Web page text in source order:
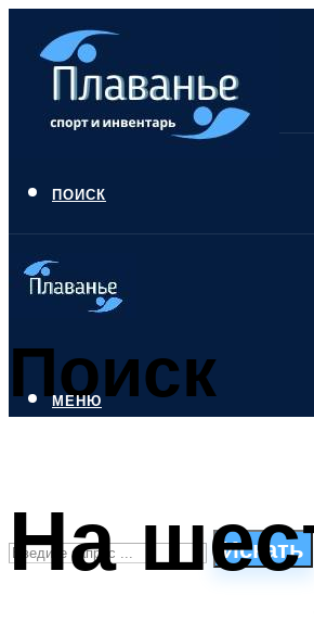
ПОИСК
Поиск
Искать
МЕНЮ
На